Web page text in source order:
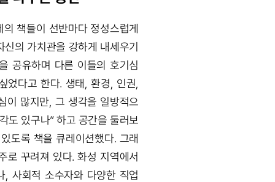
책들이 선반마다 정성스럽게
의 가치관을 강하게 내세우기
공유하며 다른 이들의 호기심
었다고 한다. 생태, 환경, 인권,
이 많지만, 그 생각을 일방적으
도 있구나” 하고 공간을 둘러보
도록 책을 큐레이션했다. 그래
로 꾸려져 있다. 화성 지역에서
, 사회적 소수자와 다양한 직업